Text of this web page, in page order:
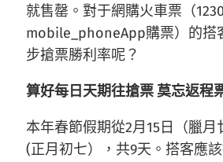
就售罄。對于網購火車票（
mobile_phoneApp購票）的搭
步搶票勝利率呢？
算好每日天期往搶票 莫忘返程
本年春節假期從2月15日（臘月
(正月初七），共9天。搭客應